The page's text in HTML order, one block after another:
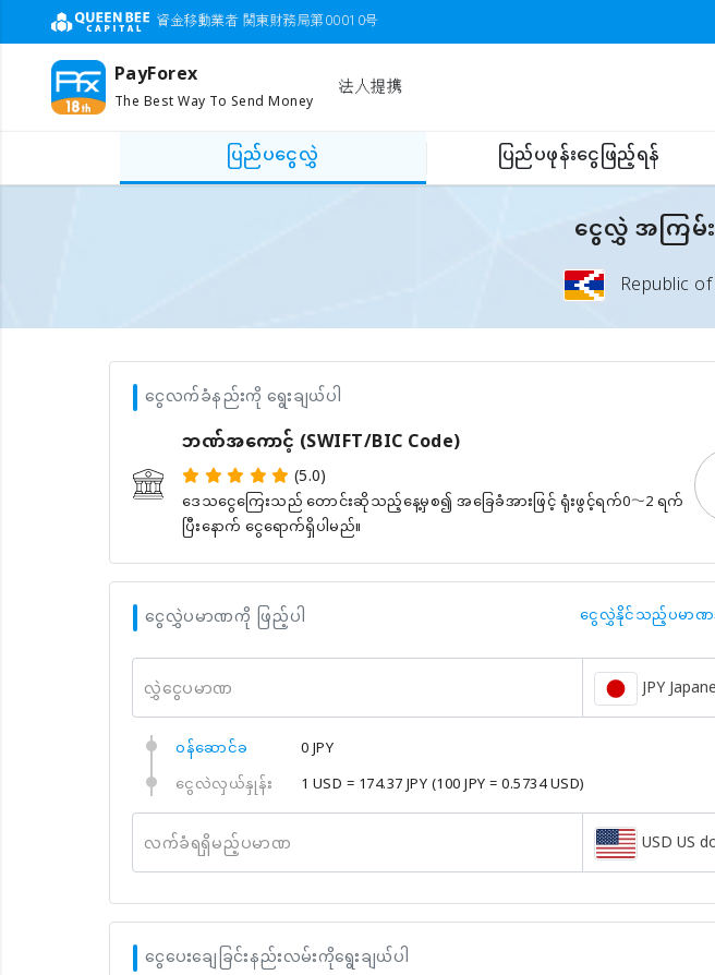
資金移動業者 関東財務局第00010号
PayForex
The Best Way To Send Money 法人提携
ပြည်ပငွေလွှဲ
ပြည်ပဖုန်းငွေဖြည့်ရန်
ငွေလွှဲ အကြမ်
Republic
ငွေလက်ခံနည်းကို ရွေးချယ်ပါ
ဘဏ်အကောင့် (SWIFT/BIC Code)
(5.0)
ဒေသငွေကြေးသည် တောင်းဆိုသည့်နေ့မှစ၍ အခြေခံအားဖြင့် ရုံးဖွင့်ရက်0〜2 ရက်
ပြီးနောက် ငွေရောက်ရှိပါမည်။
ငွေလွှဲပမာဏကို ဖြည့်ပါ ငွေလွှဲနိုင်သည့်ပမာဏ
လွှဲငွေပမာဏ JPY
၀န်ဆောင်ခ
0 JPY
ငွေလဲလှယ်နှုန်း
1 USD = 174.37 JPY(100 JPY = 0.5734 USD)
လက်ခံရရှိမည့်ပမာဏ USD US
ငွေပေးချေခြင်းနည်းလမ်းကိုရွေးချယ်ပါ